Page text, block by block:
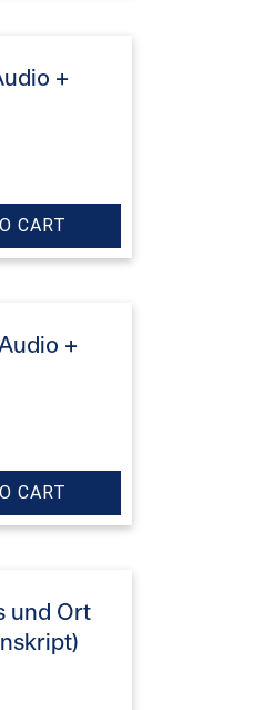
+
+
und Ort